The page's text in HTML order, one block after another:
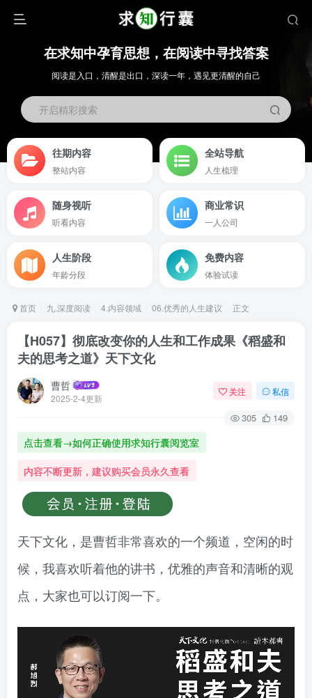
在求知中孕育思想，在阅读中寻找答案
阅读是入口，清醒是出口，深读一年，遇见更清醒的自己
开启精彩搜索
往期内容
整站内容
全站导航
人生梳理
随身视听
听看内容
商业常识
一人公司
人生阶段
年龄分段
免费内容
体验试读
首页 九.深度阅读 4.内容领域 06.优秀的人生建议 正文
【H057】彻底改变你的人生和工作成果《稻盛和
夫的思考之道》天下文化
曹哲
2025-2-4更新
关注 私信
305 149
点击查看→如何正确使用求知行囊阅览室
内容不断更新，建议购买会员永久查看
天下文化，是曹哲非常喜欢的一个频道，空闲的时
候，我喜欢听着他的讲书，优雅的声音和清晰的观
点，大家也可以订阅一下。